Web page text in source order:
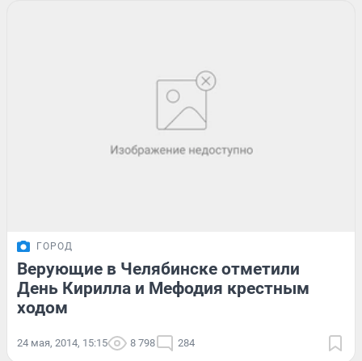
ГОРОД
Верующие в Челябинске отметили
День Кирилла и Мефодия крестным
ходом
24 мая, 2014, 15:15 8 798 284